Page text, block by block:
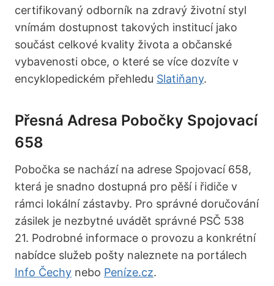
certifikovaný odborník na zdravý životní styl
vnímám dostupnost takových institucí jako
součást celkové kvality života a občanské
vybavenosti obce, o které se více dozvíte v
encyklopedickém přehledu Slatiňany.
Přesná Adresa Pobočky Spojovací
658
Pobočka se nachází na adrese Spojovací 658,
která je snadno dostupná pro pěší i řidiče v
rámci lokální zástavby. Pro správné doručování
zásilek je nezbytné uvádět správné PSČ 538
21. Podrobné informace o provozu a konkrétní
nabídce služeb pošty naleznete na portálech
Info Čechy nebo Peníze.cz.